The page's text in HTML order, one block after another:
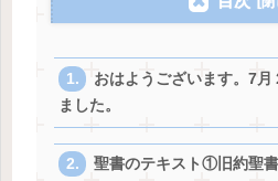
おはようございます。7月
ました。
聖書のテキスト①旧約聖